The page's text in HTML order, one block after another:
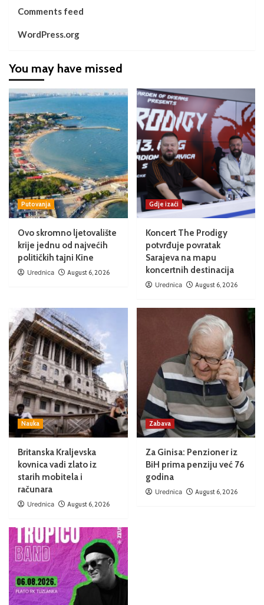
Comments feed
WordPress.org
You may have missed
Putovanja
Ovo skromno ljetovalište
krije jednu od najvećih
političkih tajni Kine
Urednica August 6, 2026
Gdje izaći
Koncert The Prodigy
potvrđuje povratak
Sarajeva na mapu
koncertnih destinacija
Urednica August 6, 2026
Nauka
Britanska Kraljevska
kovnica vadi zlato iz
starih mobitela i
računara
Urednica August 6, 2026
Zabava
Za Ginisa: Penzioner iz
BiH prima penziju već 76
godina
Urednica August 6, 2026